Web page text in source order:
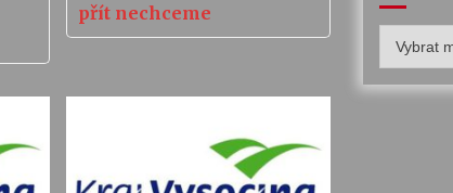
přít nechceme
archiv